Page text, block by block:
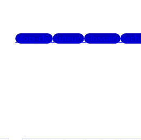
Mots-clésAuteursGlossaire